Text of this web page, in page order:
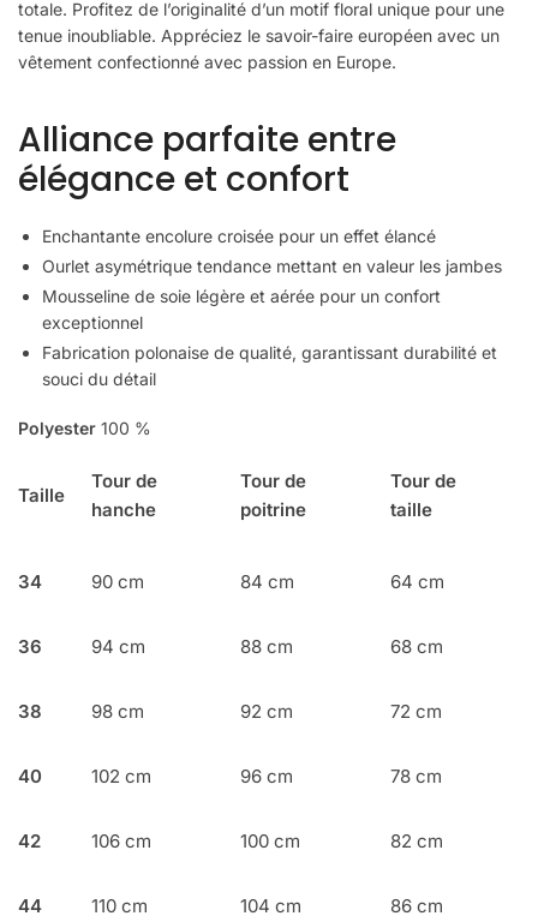
totale. Profitez de l’originalité d’un motif floral unique pour une
tenue inoubliable. Appréciez le savoir-faire européen avec un
vêtement confectionné avec passion en Europe.
Alliance parfaite entre
élégance et confort
Enchantante encolure croisée pour un effet élancé
Ourlet asymétrique tendance mettant en valeur les jambes
Mousseline de soie légère et aérée pour un confort
exceptionnel
Fabrication polonaise de qualité, garantissant durabilité et
souci du détail
Polyester 100 %
Taille
Tour de
hanche
Tour de
poitrine
Tour de
taille
34 90 cm 84 cm 64 cm
36 94 cm 88 cm 68 cm
38 98 cm 92 cm 72 cm
40 102 cm 96 cm 78 cm
42 106 cm 100 cm 82 cm
44 110 cm 104 cm 86 cm